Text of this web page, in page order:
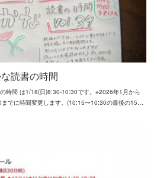
読書の時間
時間 は1/18(日)8:30-10:30です。※2026年1月から
でに時間変更します。(10:15〜10:30の最後の15…